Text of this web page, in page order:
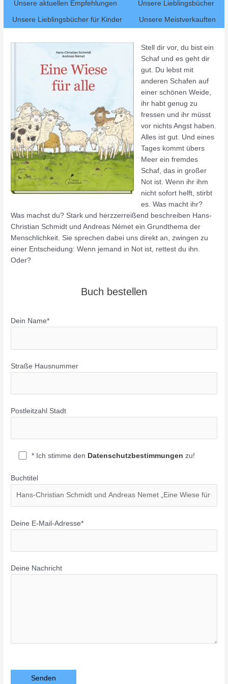
Unsere aktuellen Empfehlungen Unsere Lieblingsbücher
Unsere Lieblingsbücher für Kinder Unsere Meistverkauften
Stell dir vor, du bist ein
Schaf und es geht dir
gut. Du lebst mit
anderen Schafen auf
einer schönen Weide,
ihr habt genug zu
fressen und ihr müsst
vor nichts Angst haben.
Alles ist gut. Und eines
Tages kommt übers
Meer ein fremdes
Schaf, das in großer
Not ist. Wenn ihr ihm
nicht sofort helft, stirbt
es. Was macht ihr?
Was machst du? Stark und herzzerreißend beschreiben Hans-
Christian Schmidt und Andreas Német ein Grundthema der
Menschlichkeit. Sie sprechen dabei uns direkt an, zwingen zu
einer Entscheidung: Wenn jemand in Not ist, rettest du ihn.
Oder?
Buch bestellen
Dein Name*
Straße Hausnummer
Postleitzahl Stadt
* Ich stimme den Datenschutzbestimmungen zu!
Buchtitel
Deine E-Mail-Adresse*
Deine Nachricht
Bitte lasse dieses Feld leer.